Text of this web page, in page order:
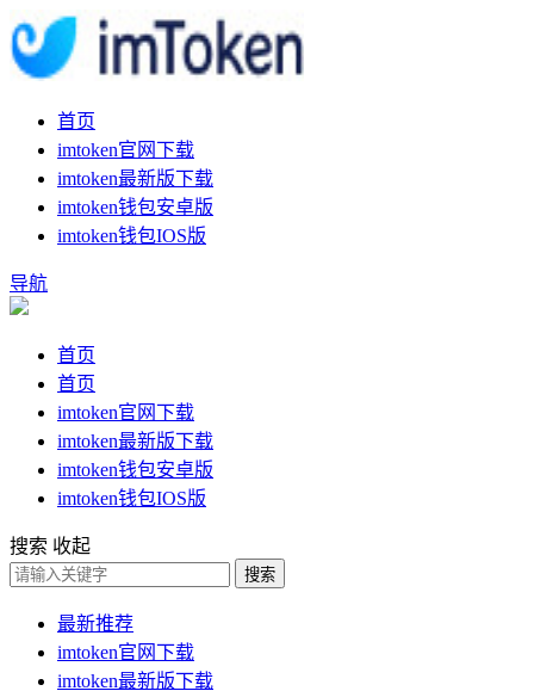
首页
imtoken官网下载
imtoken最新版下载
imtoken钱包安卓版
imtoken钱包IOS版
导航
首页
首页
imtoken官网下载
imtoken最新版下载
imtoken钱包安卓版
imtoken钱包IOS版
搜索 收起
搜索
最新推荐
imtoken官网下载
imtoken最新版下载